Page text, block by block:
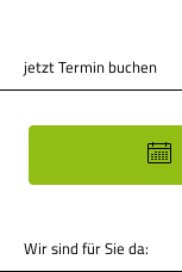
jetzt Termin buchen
Wir sind für Sie da: